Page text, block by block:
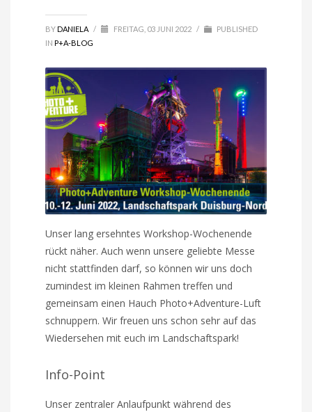
BYDANIELA / FREITAG, 03 JUNI 2022 /
PUBLISHED
INP+A-BLOG
Unser lang ersehntes Workshop-Wochenende
rückt näher. Auch wenn unsere geliebte Messe
nicht stattfinden darf, so können wir uns doch
zumindest im kleinen Rahmen treffen und
gemeinsam einen Hauch Photo+Adventure-Luft
schnuppern. Wir freuen uns schon sehr auf das
Wiedersehen mit euch im Landschaftspark!
Info-Point
Unser zentraler Anlaufpunkt während des